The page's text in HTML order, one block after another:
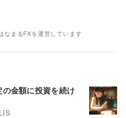
なまるFXを運営しています
金額に投資を続け